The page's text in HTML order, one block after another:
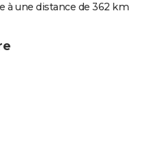
à une distance de 362 km